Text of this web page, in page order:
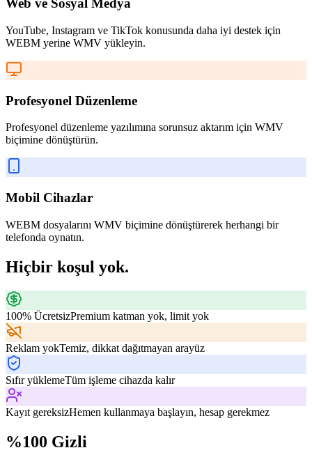
Web ve Sosyal Medya
YouTube, Instagram ve TikTok konusunda daha iyi destek için
WEBM yerine WMV yükleyin.
Profesyonel Düzenleme
Profesyonel düzenleme yazılımına sorunsuz aktarım için WMV
biçimine dönüştürün.
Mobil Cihazlar
WEBM dosyalarını WMV biçimine dönüştürerek herhangi bir
telefonda oynatın.
Hiçbir koşul yok.
100% ÜcretsizPremium katman yok, limit yok
Reklam yokTemiz, dikkat dağıtmayan arayüz
Sıfır yüklemeTüm işleme cihazda kalır
Kayıt gereksizHemen kullanmaya başlayın, hesap gerekmez
%100 Gizli